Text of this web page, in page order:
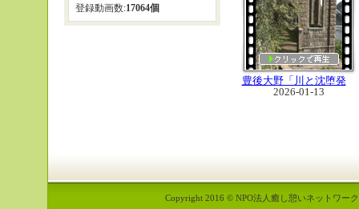
豊後大野「川と沈堕発
電所跡」
2026-01-13
登録動画数:17064個
Copyright 2016 © NPO法人癒し憩いネットワー